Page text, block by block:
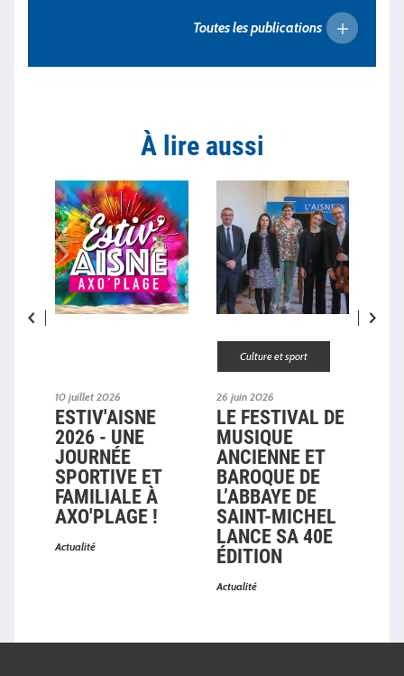
Toutes les publications
À lire aussi
10 juillet 2026
ESTIV'AISNE
2026 - UNE
JOURNÉE
SPORTIVE ET
FAMILIALE À
AXO'PLAGE !
Actualité
26 juin 2026
Culture et sport
LE FESTIVAL DE
MUSIQUE
ANCIENNE ET
BAROQUE DE
L’ABBAYE DE
SAINT-MICHEL
LANCE SA 40E
ÉDITION
Actualité